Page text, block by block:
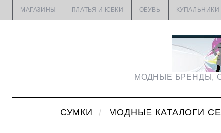
МАГАЗИНЫ ПЛАТЬЯ И ЮБКИ ОБУВЬ КУПАЛЬНИКИ
МОДНЫЕ БРЕНДЫ,
СУМКИ МОДНЫЕ КАТАЛОГИ